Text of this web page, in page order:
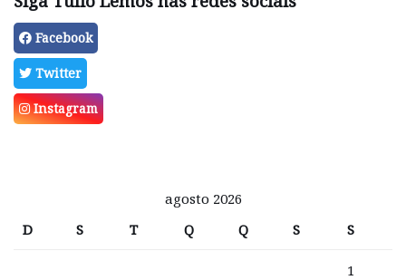
Facebook
Twitter
Instagram
agosto 2026
D
S T Q Q S S
1